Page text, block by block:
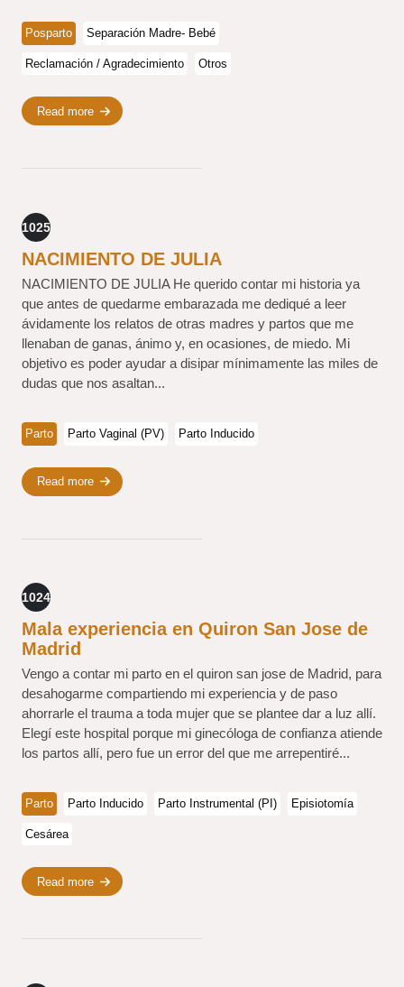
Posparto Separación Madre- Bebé
Reclamación / Agradecimiento Otros
Read more
1025
NACIMIENTO DE JULIA
NACIMIENTO DE JULIA He querido contar mi historia ya
que antes de quedarme embarazada me dediqué a leer
ávidamente los relatos de otras madres y partos que me
llenaban de ganas, ánimo y, en ocasiones, de miedo. Mi
objetivo es poder ayudar a disipar mínimamente las miles de
dudas que nos asaltan...
Parto Parto Vaginal (PV) Parto Inducido
Read more
1024
Mala experiencia en Quiron San Jose de
Madrid
Vengo a contar mi parto en el quiron san jose de Madrid, para
desahogarme compartiendo mi experiencia y de paso
ahorrarle el trauma a toda mujer que se plantee dar a luz allí.
Elegí este hospital porque mi ginecóloga de confianza atiende
los partos allí, pero fue un error del que me arrepentiré...
Parto Parto Inducido Parto Instrumental (PI) Episiotomía
Cesárea
Read more